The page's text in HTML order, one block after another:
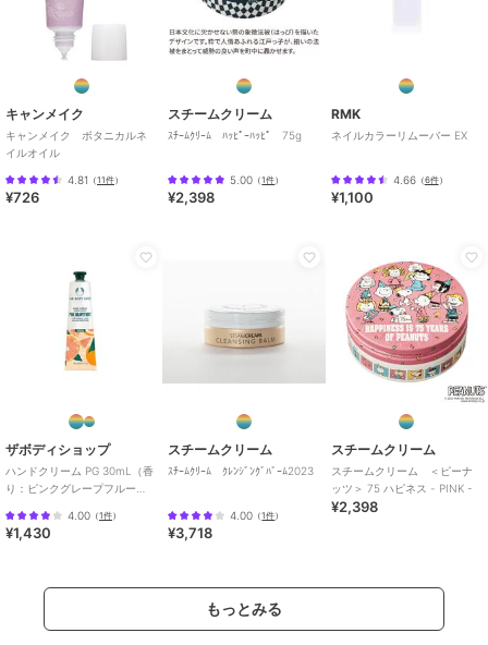
キャンメイク
キャンメイク ボタニカルネ
イルオイル
4.81 （11件）
¥726
スチームクリーム
ｽﾁｰﾑｸﾘｰﾑ ﾊｯﾋﾟｰﾊｯﾋﾟ 75g
5.00 （1件）
¥2,398
RMK
ネイルカラーリムーバー EX
4.66（6件）
¥1,100
ザボディショップ
ハンドクリーム PG 30mL（香
り：ピンクグレープフルー
4.00 （1件）
¥1,430
スチームクリーム
ｽﾁｰﾑｸﾘｰﾑ ｸﾚﾝｼﾞﾝｸﾞﾊﾞｰﾑ2023
4.00 （1件）
¥3,718
スチームクリーム
スチームクリーム ＜ピーナ
ッツ＞ 75 ハピネス - PINK -
¥2,398
もっとみる